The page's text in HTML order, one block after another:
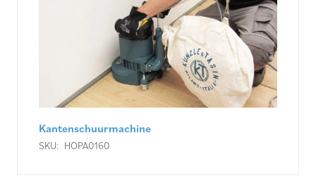
Kantenschuurmachine
SKU: HOPA0160